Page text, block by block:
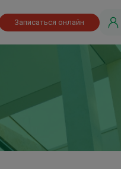
Записаться онлайн